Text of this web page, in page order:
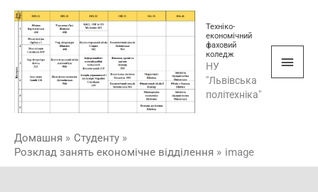
Перейти
вмісту
Техніко-
економічний
фаховий
коледж
НУ
"Львівська
політехніка"
Домашня
Студенту
Розклад занять економічне відділення
image